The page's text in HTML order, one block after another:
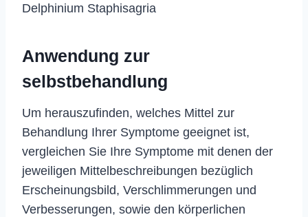
Delphinium Staphisagria
Anwendung zur
selbstbehandlung
Um herauszufinden, welches Mittel zur
Behandlung Ihrer Symptome geeignet ist,
vergleichen Sie Ihre Symptome mit denen der
jeweiligen Mittelbeschreibungen bezüglich
Erscheinungsbild, Verschlimmerungen und
Verbesserungen, sowie den körperlichen